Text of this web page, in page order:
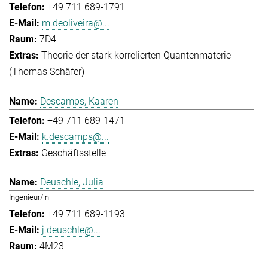
+49 711 689-1791
m.deoliveira@...
7D4
Theorie der stark korrelierten Quantenmaterie
(Thomas Schäfer)
Descamps, Kaaren
+49 711 689-1471
k.descamps@...
Geschäftsstelle
Deuschle, Julia
Ingenieur/in
+49 711 689-1193
j.deuschle@...
4M23